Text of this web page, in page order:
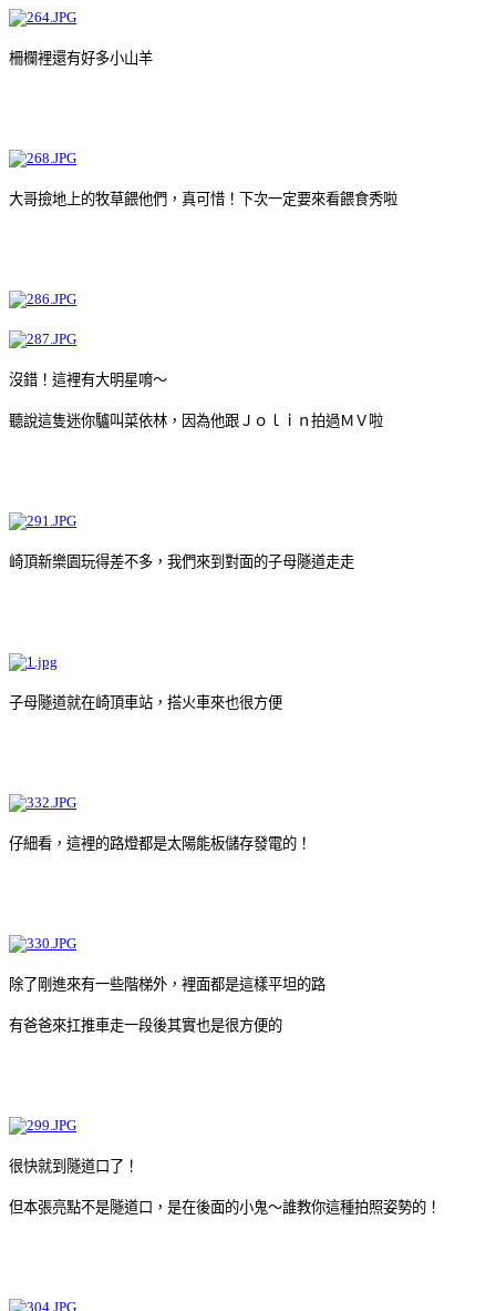
柵欄裡還有好多小山羊
大哥撿地上的牧草餵他們，真可惜！下次一定要來看餵食秀啦
沒錯！這裡有大明星唷～
聽說這隻迷你驢叫菜依林，因為他跟Ｊｏｌｉｎ拍過ＭＶ啦
崎頂新樂園玩得差不多，我們來到對面的子母隧道走走
子母隧道就在崎頂車站，搭火車來也很方便
仔細看，這裡的路燈都是太陽能板儲存發電的！
除了剛進來有一些階梯外，裡面都是這樣平坦的路
有爸爸來扛推車走一段後其實也是很方便的
很快就到隧道口了！
但本張亮點不是隧道口，是在後面的小鬼～誰教你這種拍照姿勢的！